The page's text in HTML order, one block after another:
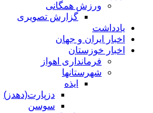
ورزش همگانی
گزارش تصویری
یادداشت
اخبار ایران و جهان
اخبار خوزستان
فرمانداری اهواز
شهرستانها
ایذه
دزپارت(دهدز)
سوسن